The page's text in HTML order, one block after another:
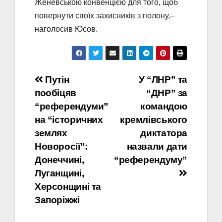
Женевською конвенцією для того, щоб
повернути своїх захисників з полону,–
наголосив Юсов.
Навігація
записів
У “ЛНР” та
“ДНР” за
командою
кремлівського
диктатора
назвали дати
“референдуму”
Путін
пообіцяв
“референдуми”
на “історичних
землях
Новоросії”:
Донеччині,
Луганщині,
Херсонщині та
Запоріжжі